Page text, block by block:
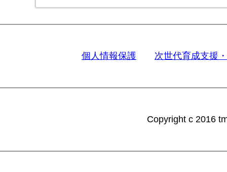
個人情報保護 次世代育成支援
Copyright c 2016